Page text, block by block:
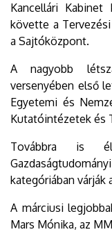
Kancellári
követte a
a Sajtóközpont.
A nagyobb
versenyében első
Egyetemi és
Kutatóintézetek és
Továbbra is
kategóriában várják
A márciusi
Mars Mónika, az